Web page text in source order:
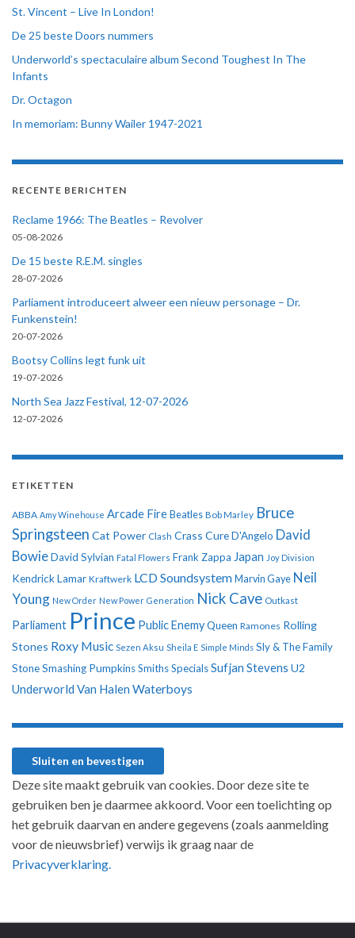
St. Vincent – Live In London!
De 25 beste Doors nummers
Underworld’s spectaculaire album Second Toughest In The
Infants
Dr. Octagon
In memoriam: Bunny Wailer 1947-2021
RECENTE BERICHTEN
Reclame 1966: The Beatles – Revolver
05-08-2026
De 15 beste R.E.M. singles
28-07-2026
Parliament introduceert alweer een nieuw personage – Dr.
Funkenstein!
20-07-2026
Bootsy Collins legt funk uit
19-07-2026
North Sea Jazz Festival, 12-07-2026
12-07-2026
ETIKETTEN
ABBA Amy Winehouse Arcade Fire Beatles Bob Marley Bruce
Springsteen Cat Power Clash Crass CureD'Angelo David
BowieDavid Sylvian Fatal Flowers Frank Zappa Japan Joy Division
Kendrick Lamar Kraftwerk LCD Soundsystem Marvin Gaye Neil
Young New Order New Power Generation Nick Cave Outkast
Parliament Prince Public EnemyQueen Ramones Rolling
Stones Roxy Music Sezen Aksu Sheila E Simple Minds Sly & The Family
StoneSmashing PumpkinsSmithsSpecialsSufjan Stevens U2
Underworld Van Halen Waterboys
Deze site maakt gebruik van cookies. Door deze site te
gebruiken ben je daarmee akkoord. Voor een toelichting op
het gebruik daarvan en andere gegevens (zoals aanmelding
voor de nieuwsbrief) verwijs ik graag naar de
Privacyverklaring.